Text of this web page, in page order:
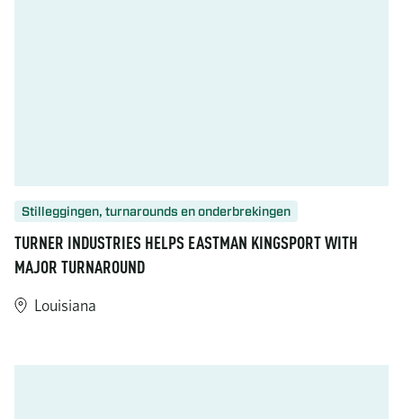
Stilleggingen, turnarounds en onderbrekingen
TURNER INDUSTRIES HELPS EASTMAN KINGSPORT WITH
MAJOR TURNAROUND
Louisiana